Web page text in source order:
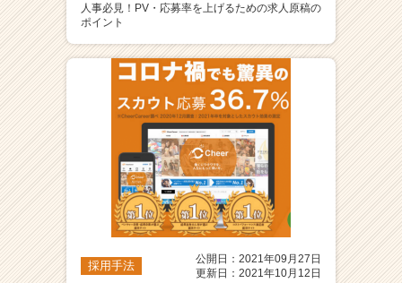
人事必見！PV・応募率を上げるための求人原稿の
ポイント
採用手法
公開日：2021年09月27日
更新日：2021年10月12日